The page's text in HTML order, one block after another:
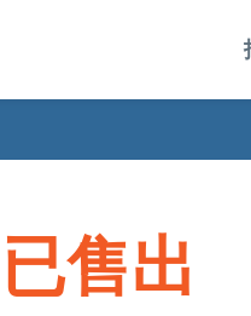
已售出